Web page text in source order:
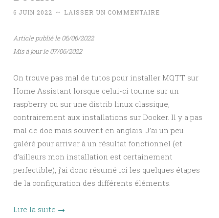
6 JUIN 2022 ~ LAISSER UN COMMENTAIRE
Article publié le 06/06/2022
Mis à jour le 07/06/2022
On trouve pas mal de tutos pour installer MQTT sur
Home Assistant lorsque celui-ci tourne sur un
raspberry ou sur une distrib linux classique,
contrairement aux installations sur Docker. Il y a pas
mal de doc mais souvent en anglais. J’ai un peu
galéré pour arriver à un résultat fonctionnel (et
d’ailleurs mon installation est certainement
perfectible), j’ai donc résumé ici les quelques étapes
de la configuration des différents éléments.
Lire la suite →